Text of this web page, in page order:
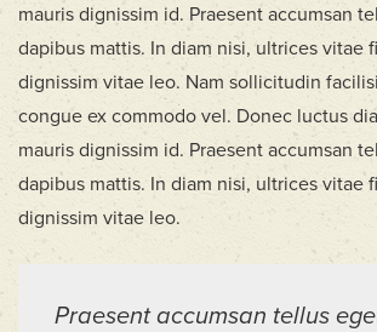
mauris dignissim id. Praesent accumsan
dapibus mattis. In diam nisi, ultrices vitae
dignissim vitae leo. Nam sollicitudin
congue ex commodo vel. Donec luctus
mauris dignissim id. Praesent accumsan
dapibus mattis. In diam nisi, ultrices vitae
dignissim vitae leo.
Praesent accumsan tellus